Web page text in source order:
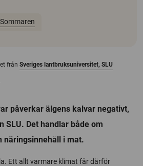
Sommaren
från Sveriges lantbruksuniversitet, SLU
påverkar älgens kalvar negativt,
SLU. Det handlar både om
näringsinnehåll i mat.
Ett allt varmare klimat får därför